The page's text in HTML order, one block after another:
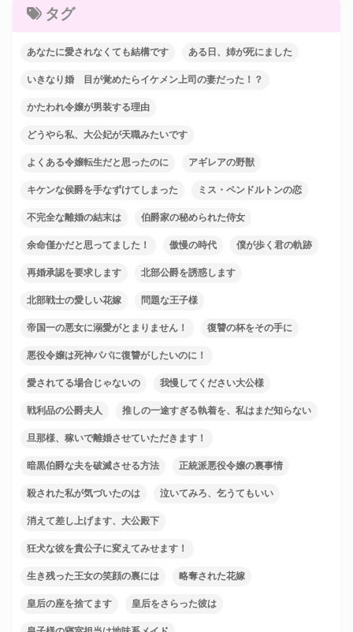
タグ
あなたに愛されなくても結構です ある日、姉が死にました
いきなり婚 目が覚めたらイケメン上司の妻だった！？
かたわれ令嬢が男装する理由
どうやら私、大公妃が天職みたいです
よくある令嬢転生だと思ったのに アギレアの野獣
キケンな侯爵を手なずけてしまった ミス・ペンドルトンの恋
不完全な離婚の結末は 伯爵家の秘められた侍女
余命僅かだと思ってました！ 傲慢の時代 僕が歩く君の軌跡
再婚承認を要求します 北部公爵を誘惑します
北部戦士の愛しい花嫁 問題な王子様
帝国一の悪女に溺愛がとまりません！ 復讐の杯をその手に
悪役令嬢は死神パパに復讐がしたいのに！
愛されてる場合じゃないの 我慢してください大公様
戦利品の公爵夫人 推しの一途すぎる執着を、私はまだ知らない
旦那様、稼いで離婚させていただきます！
暗黒伯爵な夫を破滅させる方法 正統派悪役令嬢の裏事情
殺された私が気づいたのは 泣いてみろ、乞うてもいい
消えて差し上げます、大公殿下
狂犬な彼を貴公子に変えてみせます！
生き残った王女の笑顔の裏には 略奪された花嫁
皇后の座を捨てます 皇后をさらった彼は